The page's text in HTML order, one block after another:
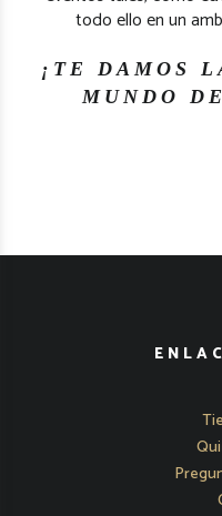
todo ello en un
¡TE DAMOS
MUNDO